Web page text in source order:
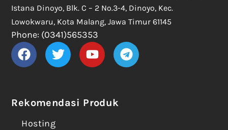
Rekomendasi Produk
Hosting
Istana Dinoyo, Blk. C – 2 No.3-4, Dinoyo, Kec.
Lowokwaru, Kota Malang, Jawa Timur 61145
Phone: (0341)565353